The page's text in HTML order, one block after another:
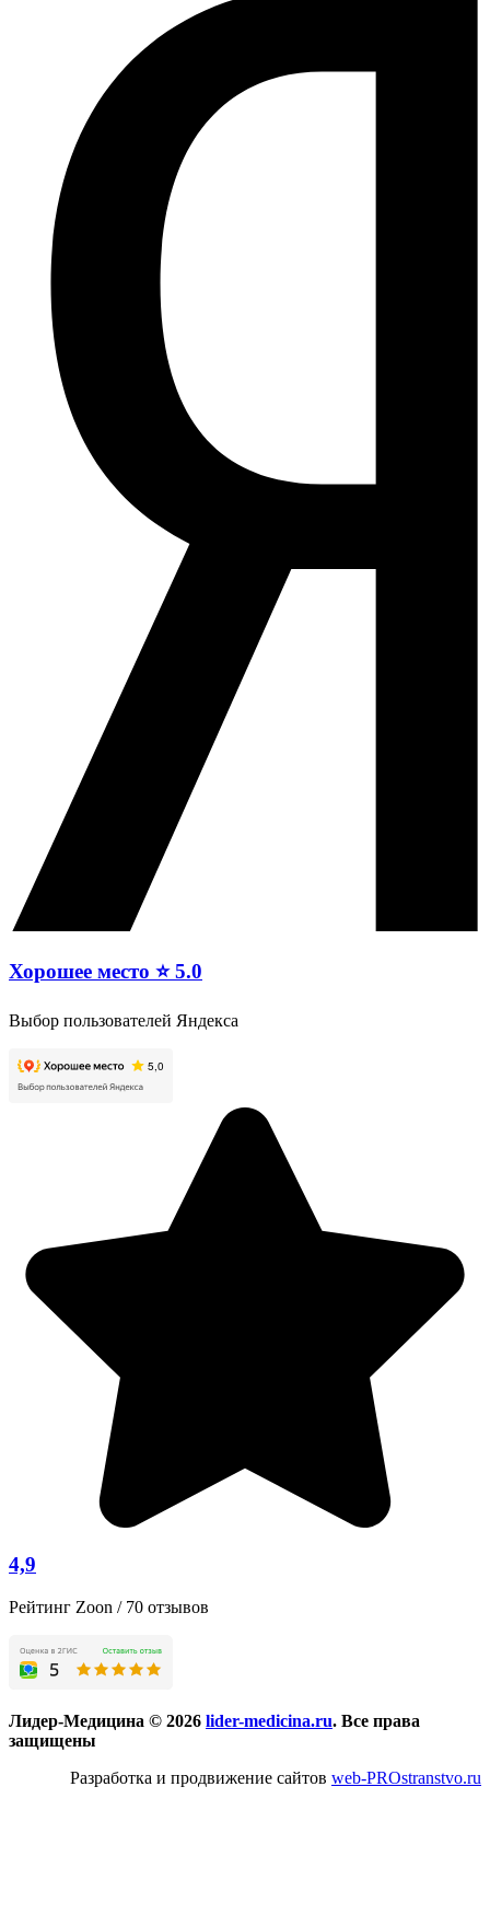
Хорошее место ⭐ 5.0
Выбор пользователей Яндекса
4,9
Рейтинг Zoon / 70 отзывов
Лидер-Медицина © 2026 lider-medicina.ru. Все права
защищены
Разработка и продвижение сайтов web-PROstranstvo.ru